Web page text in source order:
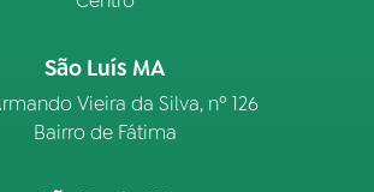
São Luís MA
Vieira da Silva, nº 126
Bairro de Fátima